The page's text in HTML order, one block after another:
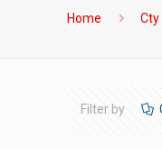
Home Cty
Filter by